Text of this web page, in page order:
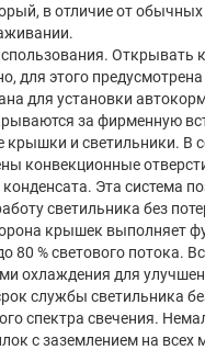
в отличие от
для этого
для установки
за фирменную
крышки и светильники. В
конвекционные
конденсата. Эта система
светильника без
крышек выполняет
80 % светового потока.
охлаждения для
службы светильника
спектра свечения.
с заземлением на всех